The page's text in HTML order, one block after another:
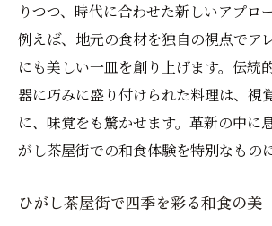
りつつ、時代に合わせた新しいアプロ
例えば、地元の食材を独自の視点でア
にも美しい一皿を創り上げます。伝統
器に巧みに盛り付けられた料理は、視
に、味覚をも驚かせます。革新の中に
がし茶屋街での和食体験を特別なもの
ひがし茶屋街で四季を彩る和食の美